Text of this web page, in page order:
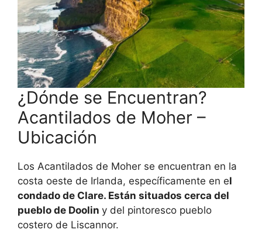
¿Dónde se Encuentran?
Acantilados de Moher –
Ubicación
Los Acantilados de Moher se encuentran en la
costa oeste de Irlanda, específicamente en el
condado de Clare. Están situados cerca del
pueblo de Doolin y del pintoresco pueblo
costero de Liscannor.